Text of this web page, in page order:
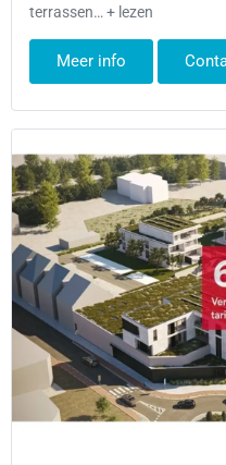
terrassen… + lezen
Meer info